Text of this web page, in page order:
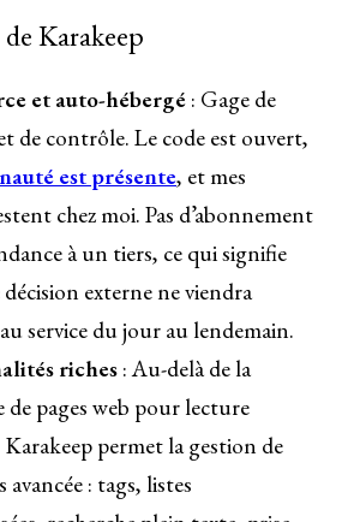
Karakeep
et auto-hébergé : Gage de
de contrôle. Le code est ouvert,
est présente, et mes
chez moi. Pas d’abonnement
à un tiers, ce qui signifie
décision externe ne viendra
service du jour au lendemain.
riches : Au-delà de la
de pages web pour lecture
permet la gestion de
: tags, listes